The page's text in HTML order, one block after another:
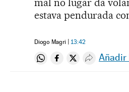
mal no lugar da
estava pendurada
Diogo Magri 13:42
Compartir en Whatsapp
Compartir en
Compartir en
Desplegar
Añadir